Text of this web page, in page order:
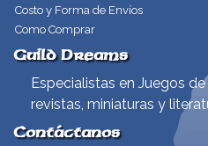
Costo y Forma de Envíos
Como Comprar
Guild Dreams
Especialistas en Juegos
revistas, miniaturas y
Contáctanos